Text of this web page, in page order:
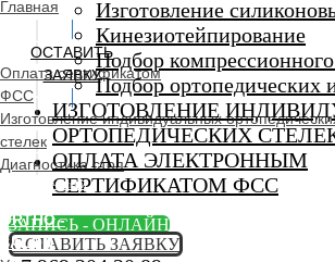
Изготовление
Кинезиотейпирование
Подбор
Подбор ортопедических
ИЗГОТОВЛЕНИЕ
ОРТОПЕДИЧЕСКИХ
ОПЛАТА ЭЛЕКТРОННЫМ
СЕРТИФИКАТОМ ФСС
ЗАПИСЬ - ОНЛАЙН
ОСТАВИТЬ ЗАЯВКУ
Главная
ОСТАВИТЬ
ЗАЯВКУ
Оплата сертификатом
ФСС
Изготовление индивидуальных
стелек
Диагностика стоп
Ортопедический
ORTHO -
SALON